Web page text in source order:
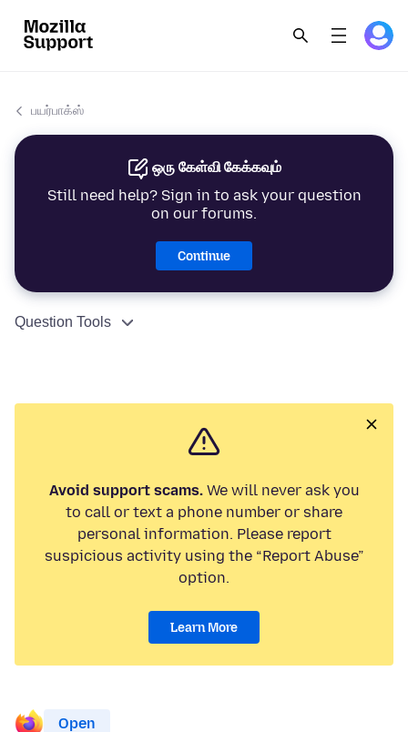
பயர்பாக்ஸ்
ஒரு கேள்வி கேக்கவும்
Still need help? Sign in to ask your question
on our forums.
Continue
Question Tools
Avoid support scams.We will never ask you
to call or text a phone number or share
personal information. Please report
suspicious activity using the “Report Abuse”
option.
Learn More
Open